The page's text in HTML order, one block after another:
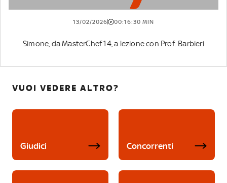
13/02/2026 00:16:30 MIN
Simone, da MasterChef 14, a lezione con Prof. Barbieri
VUOI VEDERE ALTRO?
Giudici Concorrenti